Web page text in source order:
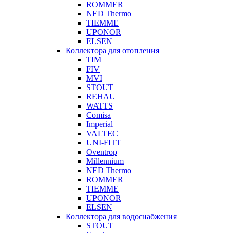
ROMMER
NED Thermo
TIEMME
UPONOR
ELSEN
Коллектора для отопления
TIM
FIV
MVI
STOUT
REHAU
WATTS
Comisa
Imperial
VALTEC
UNI-FITT
Oventrop
Millennium
NED Thermo
ROMMER
TIEMME
UPONOR
ELSEN
Коллектора для водоснабжения
STOUT